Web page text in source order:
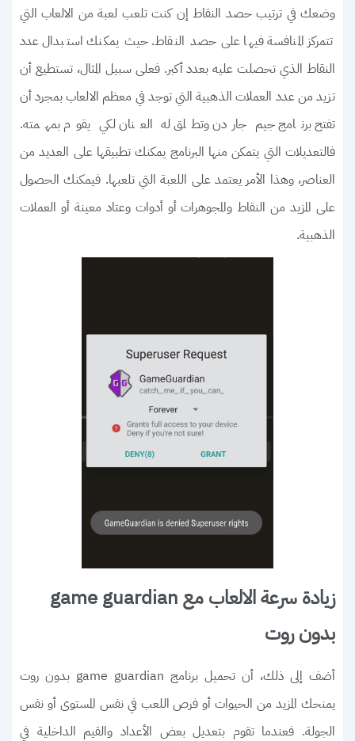
وضعك في ترتيب حصد النقاط إن كنت تلعب لعبة من الالعاب التي
تتمركز المنافسة فيها على حصد النقاط. حيث يمكنك استبدال عدد
النقاط الذي تحصلت عليه بعدد أكبر. فعلى سبيل المثال، تستطيع أن
تزيد من عدد العملات الذهبية التي توجد في معظم الالعاب بمجرد أن
تفتح برنامج جيم جاردن وتطلق له العنان لكي يقوم بمهمته.
فالتعديلات التي يتمكن منها البرنامج يمكنك تطبيقها على العديد من
العناصر، وهذا الأمر يعتمد على اللعبة التي تلعبها. فيمكنك الحصول
على المزيد من النقاط والمجوهرات أو أدوات وعتاد معينة أو العملات
الذهبية.
زيادة سرعة الالعاب مع game guardian
بدون روت
أضف إلى ذلك، أن تحميل برنامج game guardian بدون روت
يمنحك المزيد من الحيوات أو فرص اللعب في نفس المستوى أو نفس
الجولة. فعندما تقوم بتعديل بعض الأعداد والقيم الداخلية في